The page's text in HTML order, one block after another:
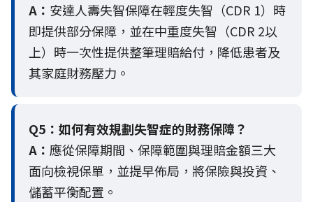
A： 安達人壽失智保障在輕度失智（CDR 1）時
即提供部分保障，並在中重度失智（CDR 2以
上）時一次性提供整筆理賠給付，降低患者及
其家庭財務壓力。
Q5： 如何有效規劃失智症的財務保障？
A： 應從保障期間、保障範圍與理賠金額三大
面向檢視保單，並提早佈局，將保險與投資、
儲蓄平衡配置。